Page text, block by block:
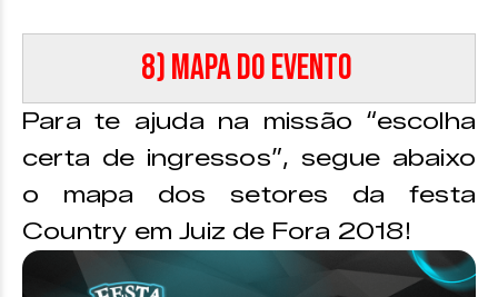
8) Mapa do evento
Para te ajuda na missão “escolha
certa de ingressos”, segue abaixo
o mapa dos setores da festa
Country em Juiz de Fora 2018!